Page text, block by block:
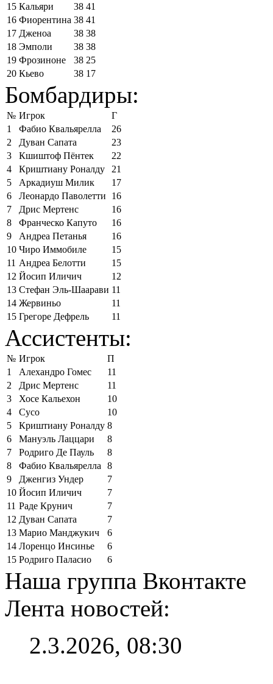
15 Кальяри 38 41
16 Фиорентина 38 41
17 Дженоа 38 38
18 Эмполи 38 38
19 Фрозиноне 38 25
20 Кьево 38 17
Бомбардиры:
№ Игрок
Г
1
Фабио Квальярелла
26
2
Дуван Сапата
23
3
Кшиштоф Пёнтек
22
4
Криштиану Роналду
21
5
Аркадиуш Милик
17
6
Леонардо Паволетти
16
7
Дрис Мертенс
16
8
Франческо Капуто
16
9
Андреа Петанья
16
10 Чиро Иммобиле
15
11 Андреа Белотти
15
12 Йосип Иличич
12
13 Стефан Эль-Шаарави 11
14 Жервиньо
11
15 Грегоре Дефрель 11
Ассистенты:
№ Игрок
П
1
Алехандро Гомес
11
2
Дрис Мертенс
11
3
Хосе Кальехон
10
4
Сусо
10
5
Криштиану Роналду 8
6
Мануэль Лаццари
8
7
Родриго Де Пауль
8
8
Фабио Квальярелла
8
9
Дженгиз Ундер
7
10 Йосип Иличич
7
11 Раде Крунич
7
12 Дуван Сапата
7
13 Марио Манджукич
6
14 Лоренцо Инсинье
6
15 Родриго Паласио 6
Наша группа Вконтакте
Лента новостей:
2.3.2026, 08:30